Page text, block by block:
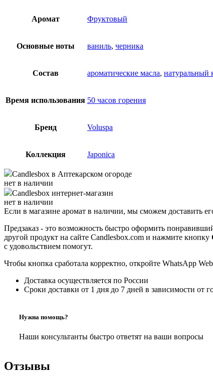
Аромат Фруктовый
Основные ноты ваниль, черника
Состав ароматические масла, натуральный
Время использования 50 часов горения
Бренд Voluspa
Коллекция Japonica
Candlesbox в Аптекарском огороде
нет в наличии
Candlesbox интернет-магазин
нет в наличии
Если в магазине аромат в наличии, мы сможем доставить
Предзаказ - это возможность быстро оформить
другой продукт на сайте Candlesbox.com и нажмите кнопку
с удовольствием помогут.
Чтобы кнопка сработала корректно, откройте WhatsApp
Доставка осуществляется по России
Сроки доставки от 1 дня до 7 дней в зависимости от
Нужна помощь?
Наши консультанты быстро ответят на ваши вопросы
Отзывы